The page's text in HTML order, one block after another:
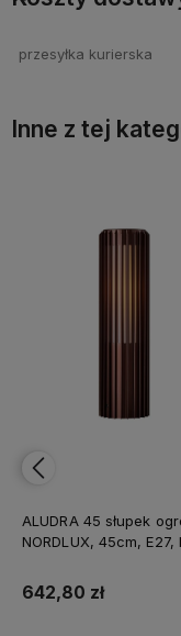
przesyłka kurierska
Inne z tej
ALUDRA 45 słupek
NORDLUX, 45cm, E27,
642,80 zł